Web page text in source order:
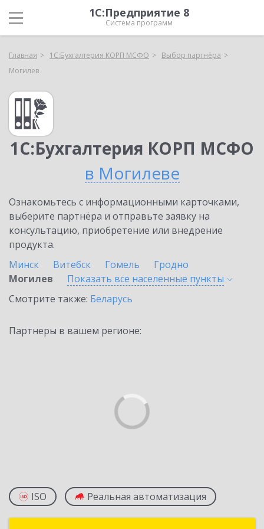
1С:Предприятие 8
Система программ
Главная 1С:Бухгалтерия КОРП МСФО
Выбор партнёра
Могилев
1С:Бухгалтерия КОРП МСФО
в Могилеве
Ознакомьтесь с информационными карточками,
выберите партнёра и отправьте заявку на
консультацию, приобретение или внедрение
продукта.
Минск
Витебск Гомель
Гродно
Могилев
Показать все населенные пункты
Смотрите также: Беларусь
Партнеры в вашем регионе:
ISO Реальная автоматизация